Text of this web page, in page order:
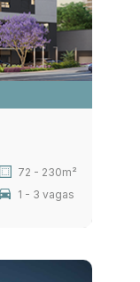
72 - 230m²
1 - 3 vagas